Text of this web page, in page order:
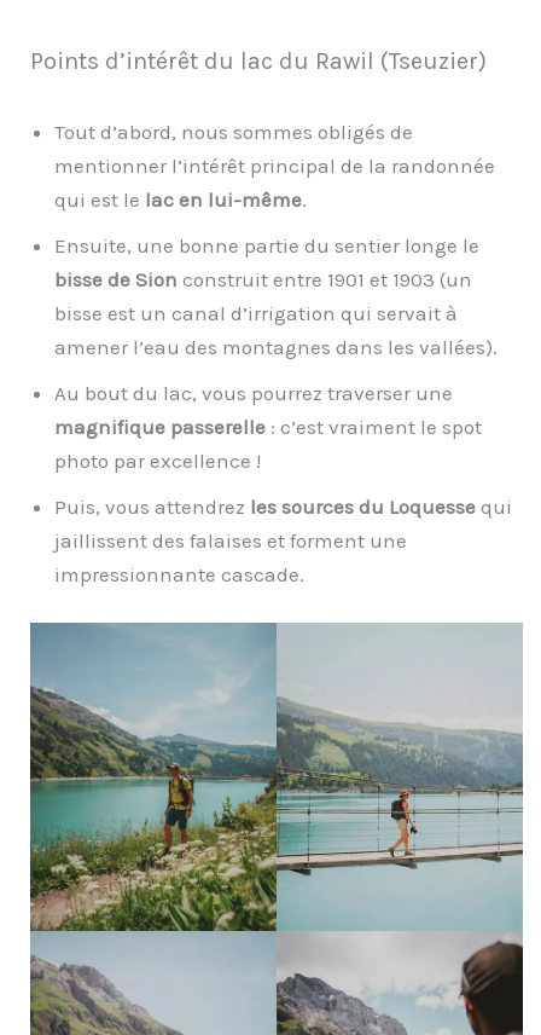
Points d’intérêt du lac du Rawil (Tseuzier)
Tout d’abord, nous sommes obligés de
mentionner l’intérêt principal de la randonnée
qui est le lac en lui-même.
Ensuite, une bonne partie du sentier longe le
bisse de Sion construit entre 1901 et 1903 (un
bisse est un canal d’irrigation qui servait à
amener l’eau des montagnes dans les vallées).
Au bout du lac, vous pourrez traverser une
magnifique passerelle : c’est vraiment le spot
photo par excellence !
Puis, vous attendrez les sources du Loquesse qui
jaillissent des falaises et forment une
impressionnante cascade.